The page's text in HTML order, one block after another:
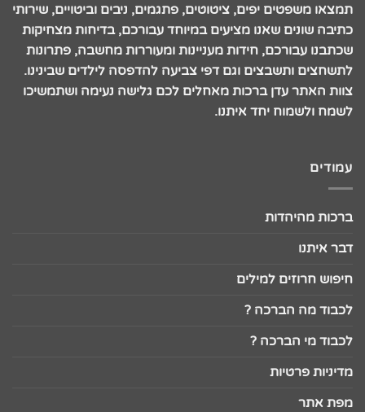
תמצאו משפטים יפים, ציטוטים, פתגמים, ניבים וביטויים, שירותי
כתיבה שונים שאנו מציעים במיוחד עבורכם, בדיחות מצחיקות
שכתבנו עבורכם, חידות מעניינות ומעוררות מחשבה, פתרונות
לתשחצים ותשבצים וגם דפי צביעה להדפסה לילדים שבינינו.
צוות האתר עדן ברכות מאחלים לכם גלישה נעימה ושתמשיכו
לשמח ולשמוח יחד איתנו.
עמודים
ברכות מהיהדות
דבר איתנו
חיפוש חרוזים למילים
לכבוד מה הברכה ?
לכבוד מי הברכה ?
מדיניות פרטיות
מפת אתר